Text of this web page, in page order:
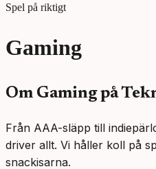
Spel på riktigt
Gaming
Om Gamingpå
Från AAA-släpp till
driver allt. Vi håller koll på
snackisarna.